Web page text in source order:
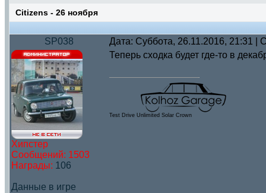
Citizens - 26 ноября
SP038 Дата: Суббота, 26.11.2016, 21:31 |
Хипстер
Сообщений: 1503
Награды: 106
Данные в игре
Теперь сходка будет где-то в
Test Drive Unlimited Solar Crown